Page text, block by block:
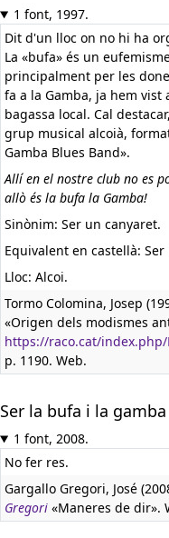
1 font, 1997.
Dit d'un lloc on no hi ha
La «bufa» és un
principalment per les
fa a la Gamba, ja hem
bagassa local. Cal
grup musical alcoià,
Gamba Blues Band».
Allí en el nostre club no es
allò és la bufa la Gamba!
Sinònim: Ser un canyaret.
Equivalent en castellà: Ser
Lloc: Alcoi.
Tormo Colomina, Josep
«Origen dels modismes
https://raco.cat/
p. 1190. Web.
Ser la bufa i la gamba
1 font, 2008.
No fer res.
Gargallo Gregori, José
Gregori «Maneres de dir».